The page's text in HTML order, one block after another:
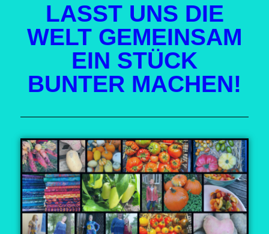
LASST UNS DIE
WELT GEMEINSAM
EIN STÜCK
BUNTER MACHEN!